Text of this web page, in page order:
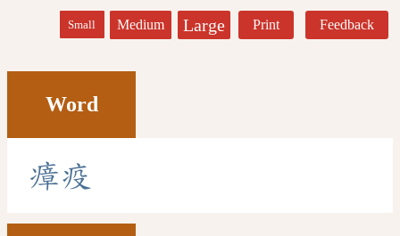
Small Medium Large Print Feedback
Word
瘴疫